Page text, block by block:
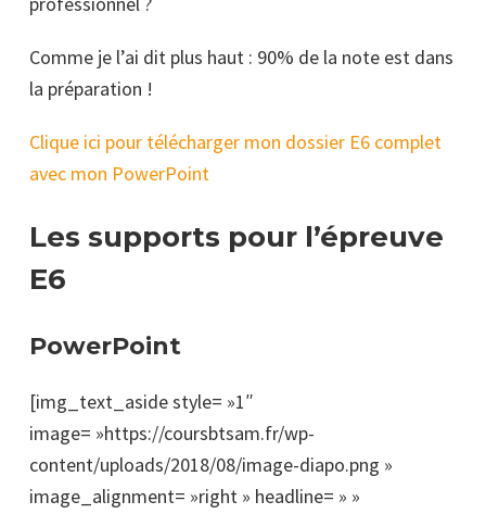
Comme je l’ai dit plus haut : 90% de la note est dans
la préparation !
Clique ici pour télécharger mon dossier E6 complet
avec mon PowerPoint
Les supports pour l’épreuve
E6
PowerPoint
[img_text_aside style= »1″
image= »https://coursbtsam.fr/wp-
content/uploads/2018/08/image-diapo.png »
image_alignment= »right » headline= » »